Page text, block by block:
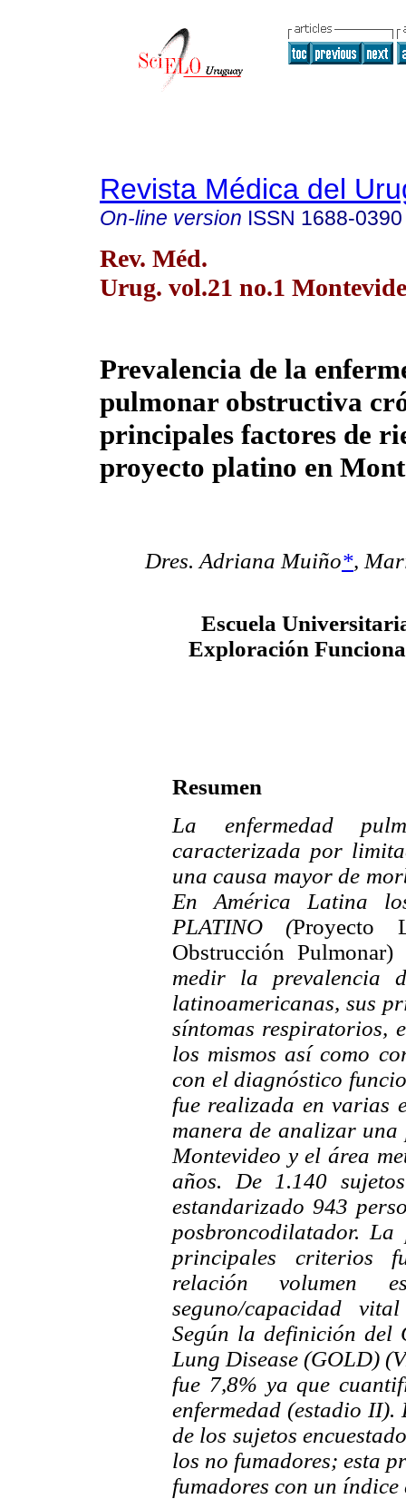
Revista Médica del
On-line version ISSN 1688-0390
Rev. Méd.
Urug. vol.21 no.1
Prevalencia de la
pulmonar obstructiva
principales factores de
proyecto platino en
Dres. Adriana Muiño*,
Escuela
Exploración
Resumen
La enfermedad
caracterizada por
una causa mayor de
En América Latina
PLATINO (Proyecto
Obstrucción Pulmonar)
medir la prevalencia
latinoamericanas, sus
síntomas respiratorios,
los mismos así como
con el diagnóstico
fue realizada en varias
manera de analizar
Montevideo y el área
años. De 1.140
estandarizado 943
posbroncodilatador.
principales criterios
relación volumen
seguno/capacidad
Según la definición del
Lung Disease (GOLD)
fue 7,8% ya que
enfermedad (estadio II).
de los sujetos
los no fumadores; esta
fumadores con un